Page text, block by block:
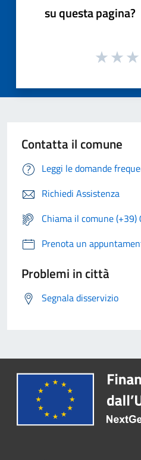
su questa pagina?
Contatta il comune
Leggi le domande
Richiedi Assistenza
Chiama il comune
Prenota un
Problemi in città
Segnala disservizio